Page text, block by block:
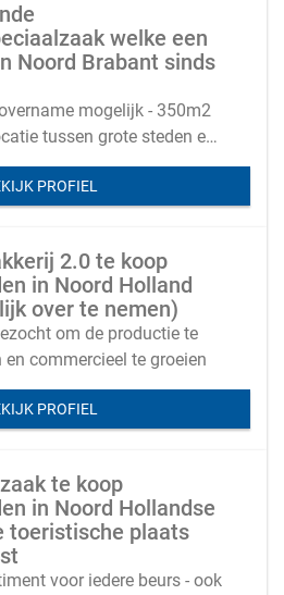
welke een
Noord Brabant sinds
mogelijk - 350m2
tussen grote steden en
PROFIEL
2.0 te koop
in Noord Holland
over te nemen)
om de productie te
commercieel te groeien
PROFIEL
te koop
in Noord Hollandse
toeristische plaats
voor iedere beurs - ook